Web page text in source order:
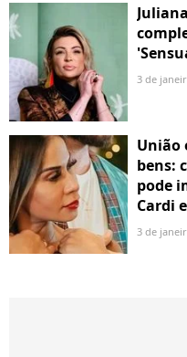
3 de
União
bens:
pode
Cardi
3 de